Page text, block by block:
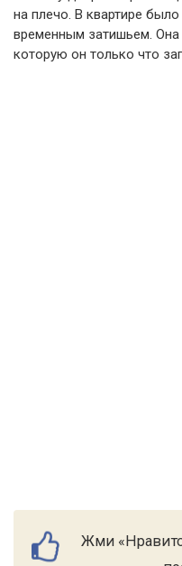
на плечо. В квартире
временным затишьем.
которую он только что
Жми